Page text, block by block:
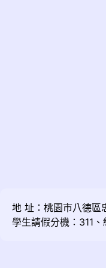
地 址：桃園市八德
學生請假分機：311